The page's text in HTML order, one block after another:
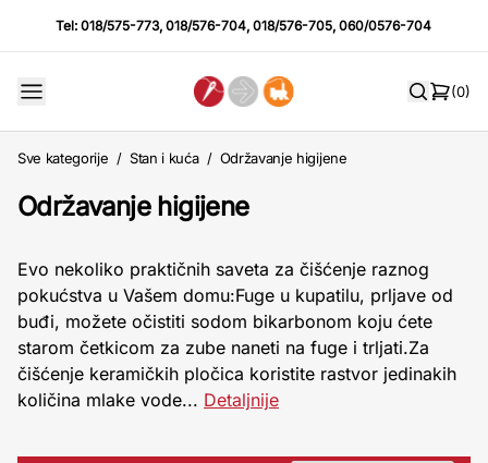
Tel:018/575-773,018/576-704,018/576-705,060/0576-704
(0)
Sve kategorije / Stan i kuća / Održavanje higijene
Održavanje higijene
Evo nekoliko praktičnih saveta za čišćenje raznog
pokućstva u Vašem domu:Fuge u kupatilu, prljave od
buđi, možete očistiti sodom bikarbonom koju ćete
starom četkicom za zube naneti na fuge i trljati.Za
čišćenje keramičkih pločica koristite rastvor jedinakih
količina mlake vode... Detaljnije